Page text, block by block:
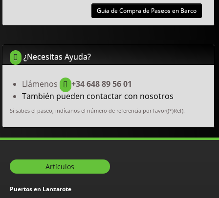
Guia de Compra de Paseos en Barco
¿Necesitas Ayuda?
Llámenos
+34 648 89 56 01
También pueden contactar con nosotros
Si sabes el paseo, indícanos el número de referencia por favor((*)Ref).
Artículos
Puertos en Lanzarote